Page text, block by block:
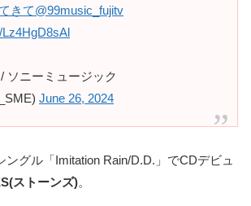
きて@99music_fujitv
ニーミュージック
June 26, 2024
ングル「Imitation Rain/D.D.」でCDデビュ
ストーンズ)。